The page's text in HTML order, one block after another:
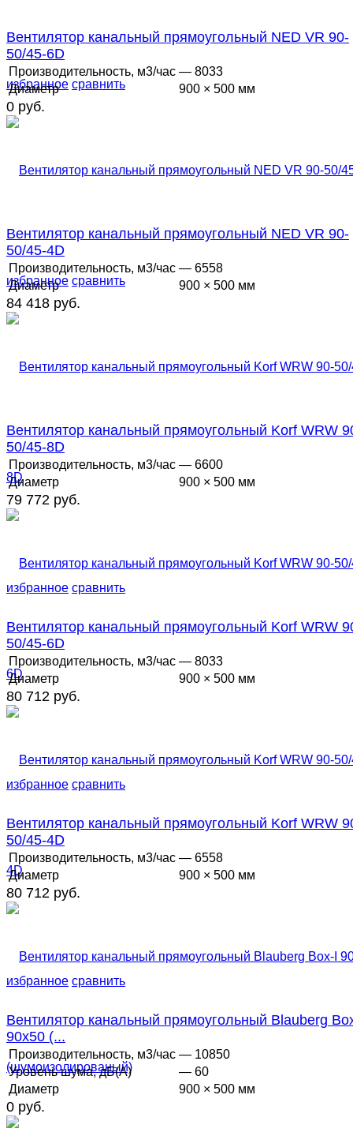
избранное сравнить
Вентилятор канальный прямоугольный NED VR 90-
50/45-6D
Производительность, м3/час — 8033
Диаметр
900 × 500 мм
0 руб.
избранное сравнить
Вентилятор канальный прямоугольный NED VR 90-
50/45-4D
Производительность, м3/час — 6558
Диаметр
900 × 500 мм
84 418 руб.
избранное сравнить
Вентилятор канальный прямоугольный Korf WRW
50/45-8D
Производительность, м3/час — 6600
Диаметр
900 × 500 мм
79 772 руб.
избранное сравнить
Вентилятор канальный прямоугольный Korf WRW
50/45-6D
Производительность, м3/час — 8033
Диаметр
900 × 500 мм
80 712 руб.
избранное сравнить
Вентилятор канальный прямоугольный Korf WRW
50/45-4D
Производительность, м3/час — 6558
Диаметр
900 × 500 мм
80 712 руб.
Вентилятор канальный прямоугольный Blauberg
90x50 (...
Производительность, м3/час — 10850
Уровень шума, дБ(А)
— 60
Диаметр
900 × 500 мм
0 руб.